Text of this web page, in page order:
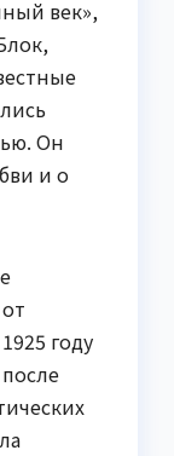
век»,
Он
и о
году